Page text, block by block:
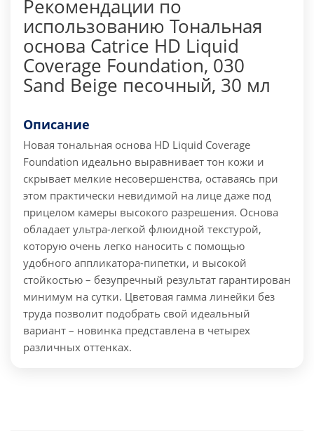
Рекомендации по
использованию Тональная
основа Catrice HD Liquid
Coverage Foundation, 030
Sand Beige песочный, 30 мл
Описание
Новая тональная основа HD Liquid Coverage
Foundation идеально выравнивает тон кожи и
скрывает мелкие несовершенства, оставаясь при
этом практически невидимой на лице даже под
прицелом камеры высокого разрешения. Основа
обладает ультра-легкой флюидной текстурой,
которую очень легко наносить с помощью
удобного аппликатора-пипетки, и высокой
стойкостью – безупречный результат гарантирован
минимум на сутки. Цветовая гамма линейки без
труда позволит подобрать свой идеальный
вариант – новинка представлена в четырех
различных оттенках.